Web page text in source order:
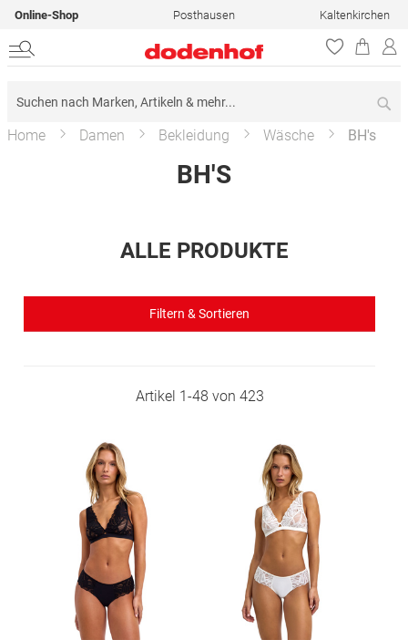
Online-Shop Posthausen Kaltenkirchen
Home Damen Bekleidung Wäsche BH's
BH'S
ALLE PRODUKTE
Filtern & Sortieren
Artikel 1-48 von 423